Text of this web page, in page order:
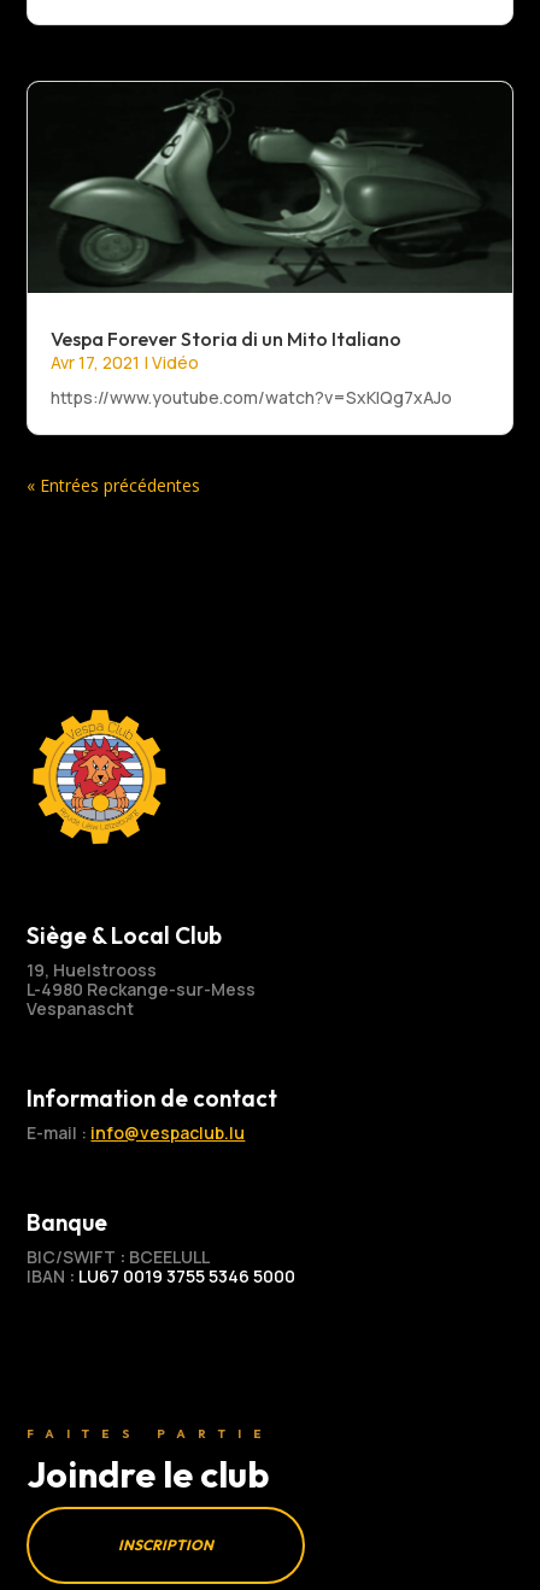
Vespa Forever Storia di un Mito Italiano
Avr 17, 2021 |Vidéo
https://www.youtube.com/watch?v=SxKIQg7xAJo
« Entrées précédentes
Siège & Local Club
19, Huelstrooss
L-4980 Reckange-sur-Mess
Vespanascht
Information de contact
E-mail : info@vespaclub.lu
Banque
BIC/SWIFT : BCEELULL
IBAN : LU67 0019 3755 5346 5000
FAITES PARTIE
Joindre le club
INSCRIPTION